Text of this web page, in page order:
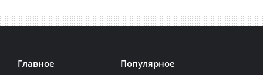
Главное Популярное